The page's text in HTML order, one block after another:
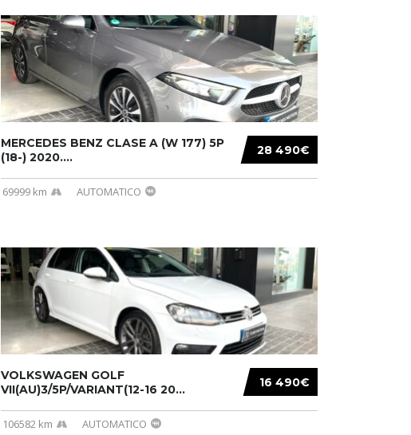
28 490€
MERCEDES BENZ CLASE A (W 177) 5P
(18-) 2020....
69999 km AUTOMATICO
16 490€
VOLKSWAGEN GOLF
VII(AU)3/5P/VARIANT(12-16 20...
106582 km AUTOMATICO